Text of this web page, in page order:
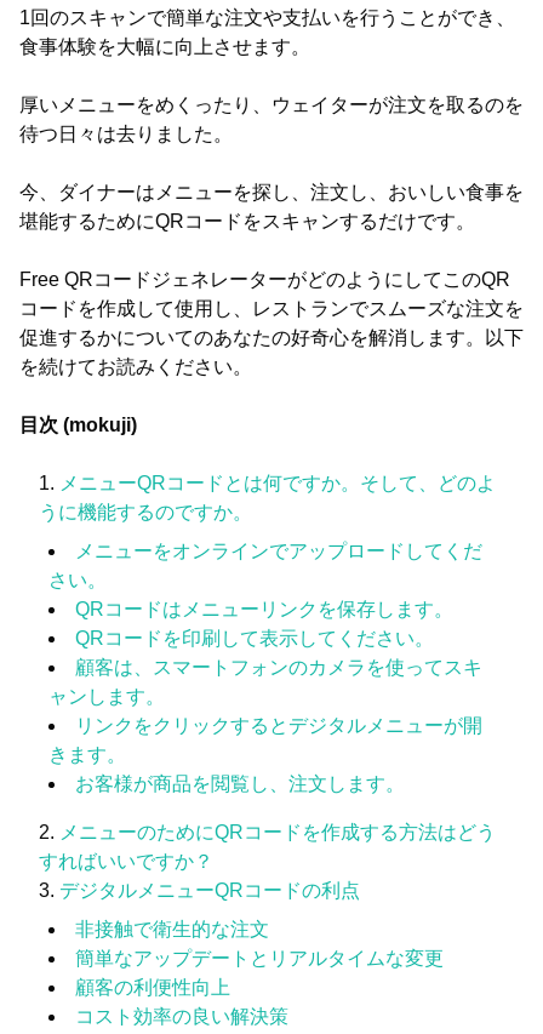
1回のスキャンで簡単な注文や支払いを行うことができ、
食事体験を大幅に向上させます。
厚いメニューをめくったり、ウェイターが注文を取るのを
待つ日々は去りました。
今、ダイナーはメニューを探し、注文し、おいしい食事を
堪能するためにQRコードをスキャンするだけです。
Free QRコードジェネレーターがどのようにしてこのQR
コードを作成して使用し、レストランでスムーズな注文を
促進するかについてのあなたの好奇心を解消します。以下
を続けてお読みください。
目次 (mokuji)
メニューQRコードとは何ですか。そして、どのよ
うに機能するのですか。
メニューをオンラインでアップロードしてくだ
さい。
QRコードはメニューリンクを保存します。
QRコードを印刷して表示してください。
顧客は、スマートフォンのカメラを使ってスキ
ャンします。
リンクをクリックするとデジタルメニューが開
きます。
お客様が商品を閲覧し、注文します。
メニューのためにQRコードを作成する方法はどう
すればいいですか？
デジタルメニューQRコードの利点
非接触で衛生的な注文
簡単なアップデートとリアルタイムな変更
顧客の利便性向上
コスト効率の良い解決策